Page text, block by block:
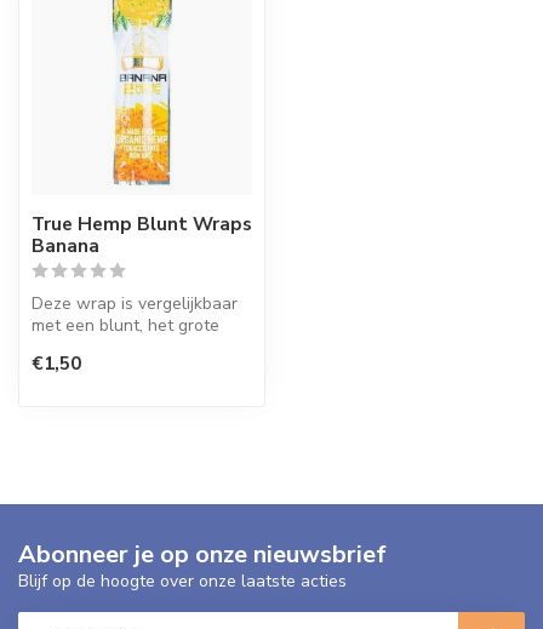
True Hemp Blunt Wraps
Banana
Deze wrap is vergelijkbaar
met een blunt, het grote
€1,50
Abonneer je op onze nieuwsbrief
Blijf op de hoogte over onze laatste acties